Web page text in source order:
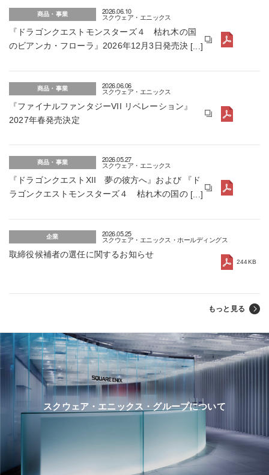
商品・事業 2026.06.10
スクウェア・エニックス
『ドラゴンクエストモンスターズ４ 枯れ木の国
のビアンカ・フローラ』2026年12月3日発売決
商品・事業 2026.06.06
スクウェア・エニックス
『ファイナルファンタジーVII リベレーション』
2027年春発売決定
商品・事業 2026.05.27
スクウェア・エニックス
『ドラゴンクエストXII 夢の彼方へ』および 『ド
ラゴンクエストモンスターズ４ 枯れ木の国のビ
『ドラゴンクエストXI 過ぎ去りし時を求めて
S』予約開始
企業 2026.05.25
スクウェア・エニックス・ホールディングス
取締役候補者の選任に関するお知らせ
244KB
もっと見る
スクウェア・エニックス・グループについて